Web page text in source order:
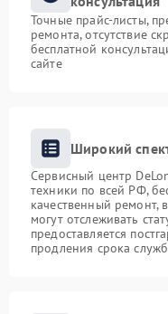
Точные прайс-листы,
ремонта, отсутствие
бесплатной
сайте
Широкий
Сервисный центр
техники по всей РФ,
качественный ремонт,
могут отслеживать
предоставляется
продления срока